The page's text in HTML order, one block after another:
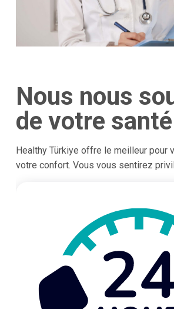
Nous nous
de votre santé
Healthy Türkiye offre le meilleur pour
votre confort. Vous vous sentirez